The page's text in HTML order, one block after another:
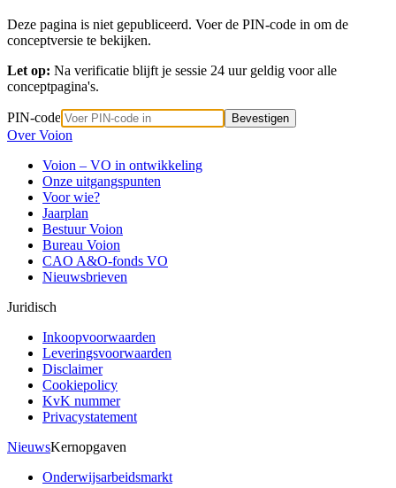
Deze pagina is niet gepubliceerd. Voer de PIN-code in om de
conceptversie te bekijken.
Let op: Na verificatie blijft je sessie 24 uur geldig voor alle
conceptpagina's.
PIN-code Bevestigen
Over Voion
Voion – VO in ontwikkeling
Onze uitgangspunten
Voor wie?
Jaarplan
Bestuur Voion
Bureau Voion
CAO A&O-fonds VO
Nieuwsbrieven
Juridisch
Inkoopvoorwaarden
Leveringsvoorwaarden
Disclaimer
Cookiepolicy
KvK nummer
Privacystatement
NieuwsKernopgaven
Onderwijsarbeidsmarkt